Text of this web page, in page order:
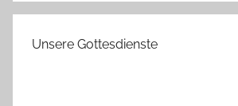
Unsere Gottesdienste